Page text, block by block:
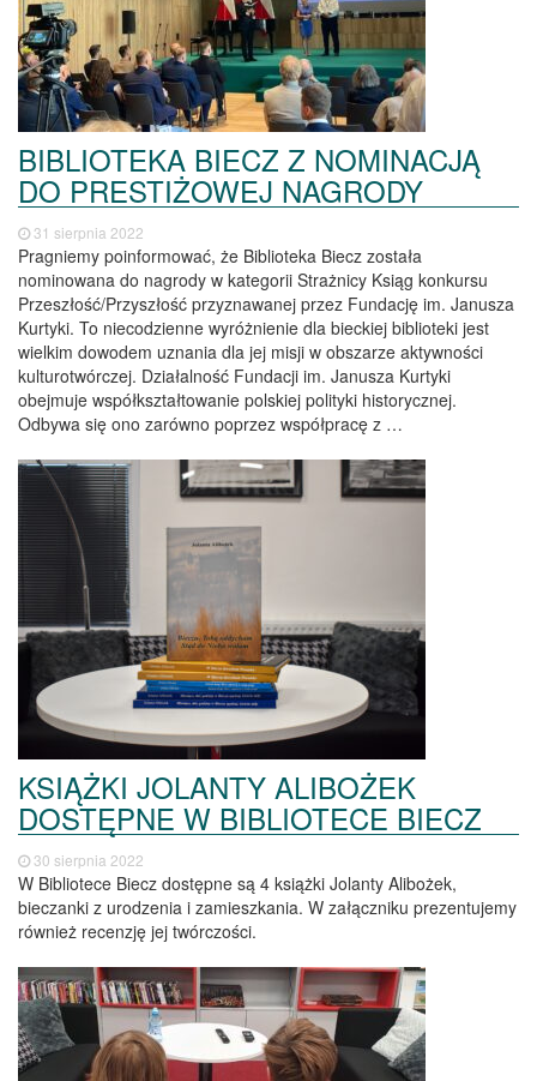
BIBLIOTEKA BIECZ Z NOMINACJĄ
DO PRESTIŻOWEJ NAGRODY
31 sierpnia 2022
Pragniemy poinformować, że Biblioteka Biecz została
nominowana do nagrody w kategorii Strażnicy Ksiąg konkursu
Przeszłość/Przyszłość przyznawanej przez Fundację im. Janusza
Kurtyki. To niecodzienne wyróżnienie dla bieckiej biblioteki jest
wielkim dowodem uznania dla jej misji w obszarze aktywności
kulturotwórczej. Działalność Fundacji im. Janusza Kurtyki
obejmuje współkształtowanie polskiej polityki historycznej.
Odbywa się ono zarówno poprzez współpracę z …
KSIĄŻKI JOLANTY ALIBOŻEK
DOSTĘPNE W BIBLIOTECE BIECZ
30 sierpnia 2022
W Bibliotece Biecz dostępne są 4 książki Jolanty Alibożek,
bieczanki z urodzenia i zamieszkania. W załączniku prezentujemy
również recenzję jej twórczości.